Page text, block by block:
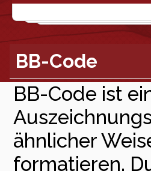
BB-Code
BB-Code ist
ähnlicher
formatieren.